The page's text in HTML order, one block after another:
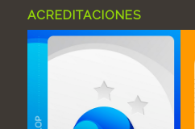
ACREDITACIONES